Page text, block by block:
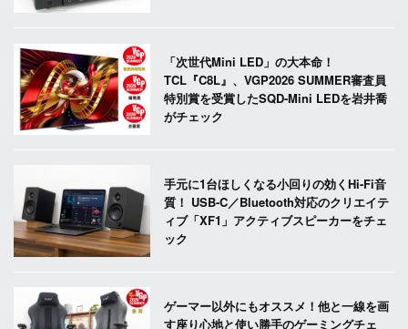
「次世代Mini LED」の大本命！
TCL『C8L』、VGP2026 SUMMER審査員
特別賞を受賞したSQD-Mini LEDを岩井喬
がチェック
手元に1台ほしくなる小回りの効くHi-Fi音
質！ USB-C／Bluetooth対応のクリエイテ
ィブ「XF1」アクティブスピーカーをチェ
ック
ゲーマー以外にもオススメ！他と一線を画
す座り心地と使い勝手のゲーミングチェ